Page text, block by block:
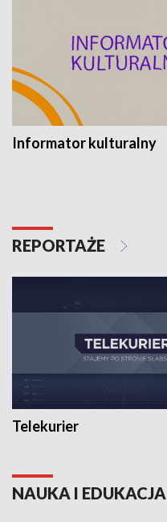
Informator kulturalny
REPORTAŻE
Telekurier
NAUKA I EDUKACJA